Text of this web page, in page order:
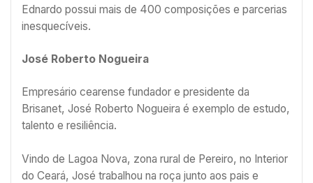
Ednardo possui mais de 400 composições e parcerias
inesquecíveis.
José Roberto Nogueira
Empresário cearense fundador e presidente da
Brisanet, José Roberto Nogueira é exemplo de estudo,
talento e resiliência.
Vindo de Lagoa Nova, zona rural de Pereiro, no Interior
do Ceará, José trabalhou na roça junto aos pais e